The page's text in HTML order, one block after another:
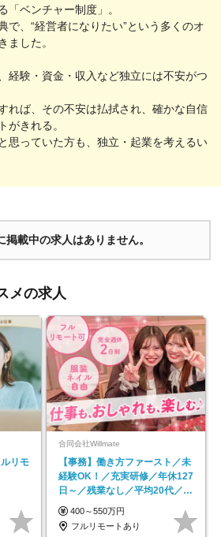
「ベンチャー制度」。
で、“経営者になりたい”という多くのオ
ました。
経験・資金・収入など独立には不安がつ
れば、その不安は払拭され、確かな自信
がきれる。
思っていた方も、独立・起業を考えるい
載中の求人はありません。
メの求人
リモ
合同会社Willmate
【事務】働き方ファースト／未
経験OK！／充実研修／年休127
日～／残業なし／平均20代／リ
モートOK
400～550万円
フルリモートあり